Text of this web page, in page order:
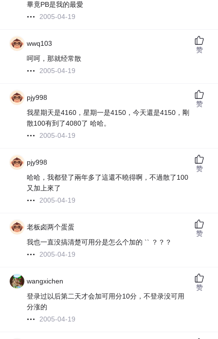
畢竟PB是我的最愛
2005-04-19
wwq103
呵呵，那就经常散
2005-04-19
赞
pjy998
我星期天是4160，星期一是4150，今天還是4150，剛
散100有到了4080了 哈哈。
2005-04-19
赞
pjy998
哈哈，我都登了兩年多了這還不曉得啊，不過散了100
又加上來了
2005-04-19
赞
老板卤两个蛋蛋
我也一直没搞清楚可用分是怎么个加的 `` ？？？
2005-04-19
赞
wangxichen
登录过以后第二天才会加可用分10分，不登录没可用
分涨的
2005-04-19
赞